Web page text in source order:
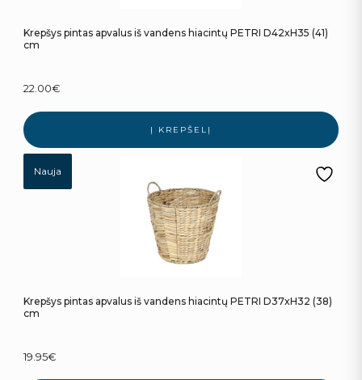
Krepšys pintas apvalus iš vandens hiacintų PETRI D42xH35 (41)
cm
22.00€
Į KREPŠELĮ
Nauja
Krepšys pintas apvalus iš vandens hiacintų PETRI D37xH32 (38)
cm
19.95€